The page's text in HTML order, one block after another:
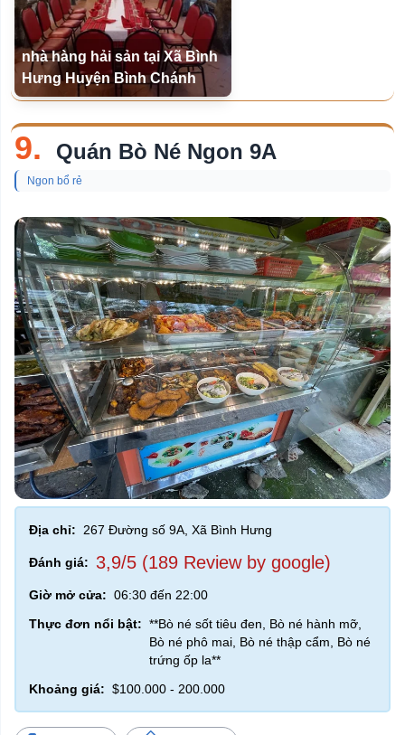
nhà hàng hải sản tại Xã Bình
Hưng Huyện Bình Chánh
9. Quán Bò Né Ngon 9A
Ngon bổ rẻ
Địa chỉ: 267 Đường số 9A, Xã Bình Hưng
Đánh giá: 3,9/5 (189 Review by google)
Giờ mở cửa: 06:30 đến 22:00
Thực đơn nổi bật: **Bò né sốt tiêu đen, Bò né hành mỡ,
Bò né phô mai, Bò né thập cẩm, Bò né
trứng ốp la**
Khoảng giá: $100.000 - 200.000